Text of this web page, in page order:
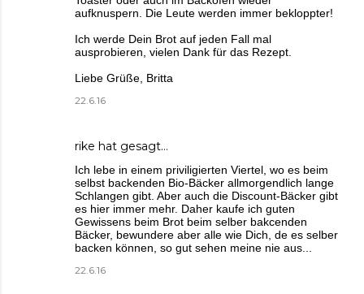
aufknuspern. Die Leute werden immer bekloppter!
Ich werde Dein Brot auf jeden Fall mal
ausprobieren, vielen Dank für das Rezept.
Liebe Grüße, Britta
22.6.16
rike hat gesagt…
Ich lebe in einem priviligierten Viertel, wo es beim
selbst backenden Bio-Bäcker allmorgendlich lange
Schlangen gibt. Aber auch die Discount-Bäcker gibt
es hier immer mehr. Daher kaufe ich guten
Gewissens beim Brot beim selber bakcenden
Bäcker, bewundere aber alle wie Dich, de es selber
backen können, so gut sehen meine nie aus...
22.6.16